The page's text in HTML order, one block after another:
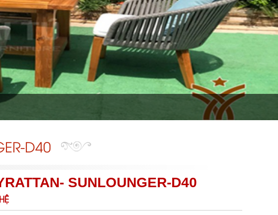
D40
SUNLOUNGER-D40